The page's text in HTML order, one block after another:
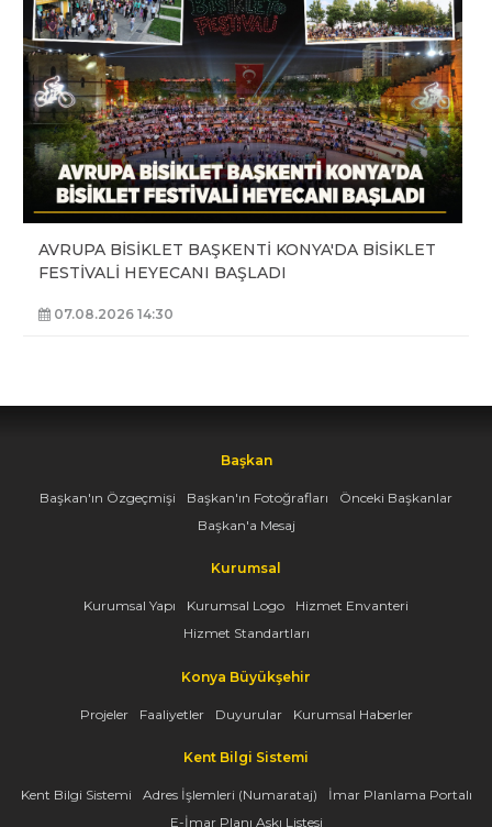
AVRUPA BİSİKLET BAŞKENTİ KONYA'DA BİSİKLET
FESTİVALİ HEYECANI BAŞLADI
07.08.2026 14:30
Başkan
Başkan'ın Özgeçmişi Başkan'ın Fotoğrafları
Önceki Başkanlar
Başkan'a Mesaj
Kurumsal
Kurumsal Yapı Kurumsal Logo
Hizmet Envanteri
Hizmet Standartları
Konya Büyükşehir
Projeler Faaliyetler Duyurular Kurumsal Haberler
Kent Bilgi Sistemi
Kent Bilgi Sistemi Adres İşlemleri (Numarataj)
İmar Planlama Portalı
E-İmar Planı Askı Listesi